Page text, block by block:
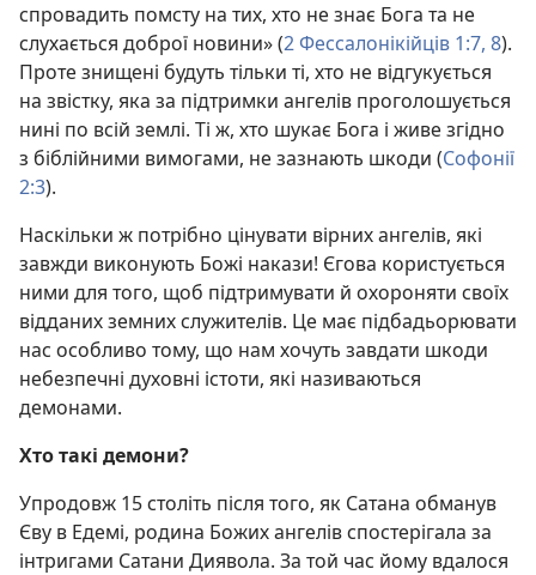
спровадить помсту на тих, хто не знає Бога та не
слухається доброї новини» (2 Фессалонікійців 1:7, 8).
Проте знищені будуть тільки ті, хто не відгукується
на звістку, яка за підтримки ангелів проголошується
нині по всій землі. Ті ж, хто шукає Бога і живе згідно
з біблійними вимогами, не зазнають шкоди (Софонії
2:3).
Наскільки ж потрібно цінувати вірних ангелів, які
завжди виконують Божі накази! Єгова користується
ними для того, щоб підтримувати й охороняти своїх
відданих земних служителів. Це має підбадьорювати
нас особливо тому, що нам хочуть завдати шкоди
небезпечні духовні істоти, які називаються
демонами.
Хто такі демони?
Упродовж 15 століть після того, як Сатана обманув
Єву в Едемі, родина Божих ангелів спостерігала за
інтригами Сатани Диявола. За той час йому вдалося